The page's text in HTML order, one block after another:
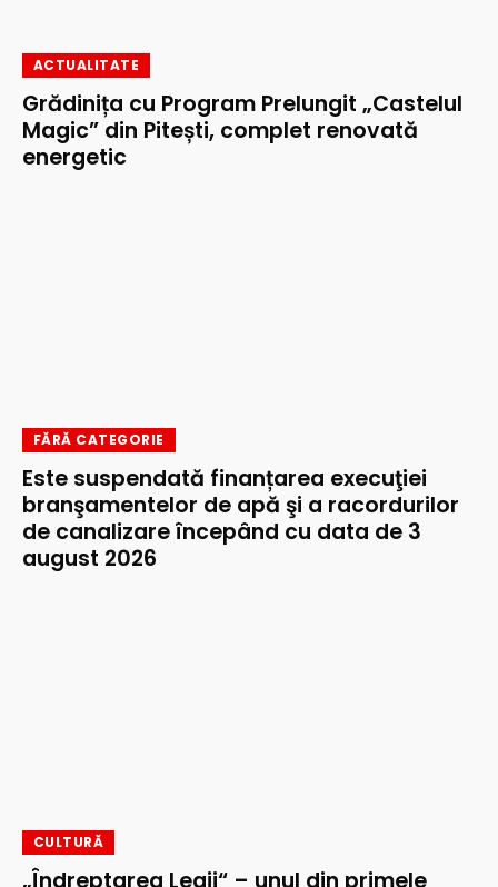
ACTUALITATE
Grădinița cu Program Prelungit „Castelul
Magic” din Pitești, complet renovată
energetic
FĂRĂ CATEGORIE
Este suspendată finanțarea execuţiei
branşamentelor de apă şi a racordurilor
de canalizare începând cu data de 3
august 2026
CULTURĂ
„Îndreptarea Legii“ – unul din primele